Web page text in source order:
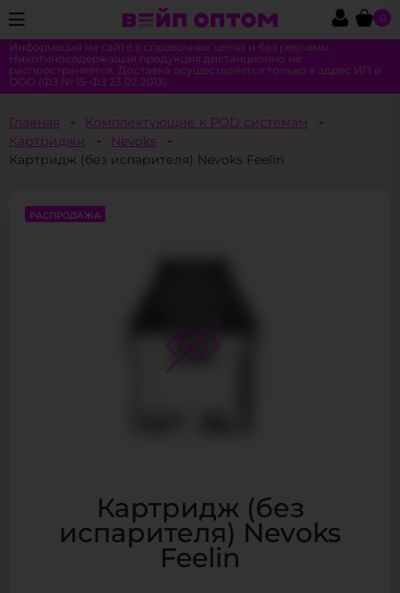
0
Информация на сайте в справочных целях и без рекламы.
Никотиносодержащая продукция дистанционно не
распространяется. Доставка осуществляется только в адрес ИП и
ООО (ФЗ № 15-ФЗ 23.02.2013)
Главная
Комплектующие к POD системам
Картриджи
Nevoks
Картридж (без испарителя) Nevoks Feelin
РАСПРОДАЖА
Картридж (без
испарителя) Nevoks
Feelin